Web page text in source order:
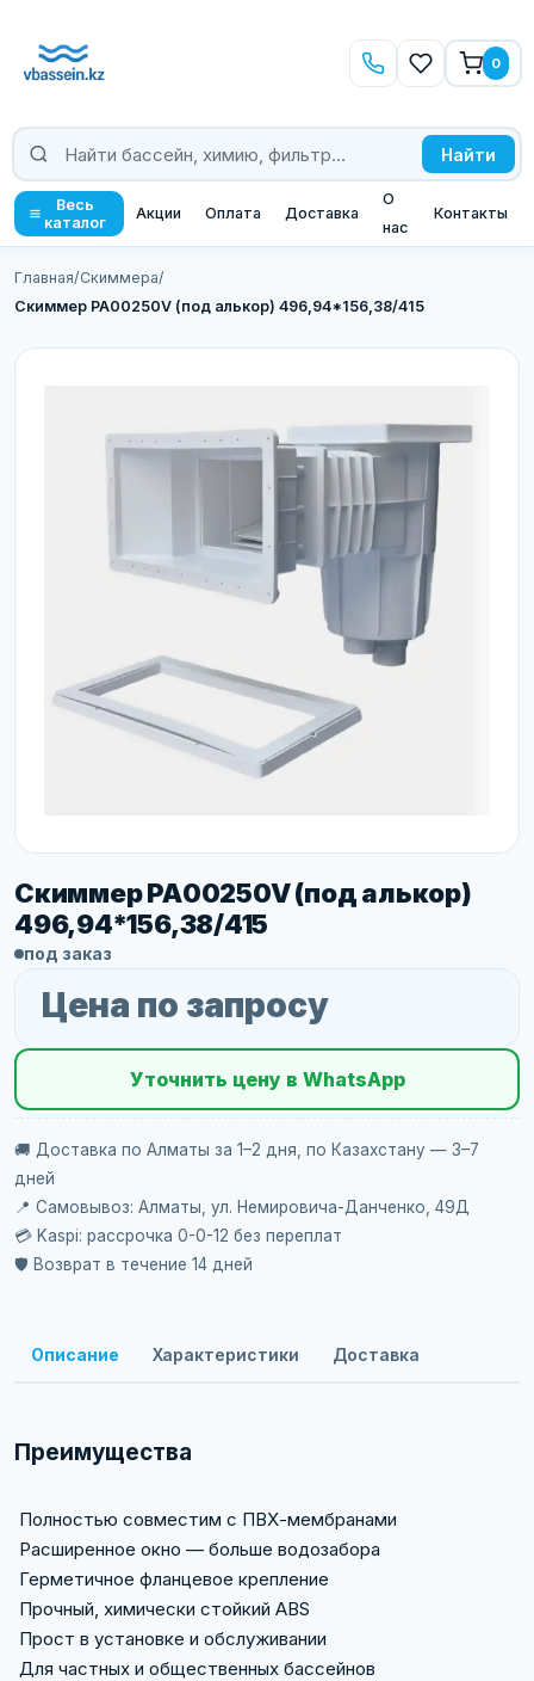
Найти
0
Весь
каталог
Акции Оплата Доставка
О
нас
Контакты
Главная/Скиммера/
Скиммер PA00250V (под алькор) 496,94*156,38/415
Скиммер PA00250V (под алькор)
496,94*156,38/415
под заказ
Цена по запросу
Уточнить цену в WhatsApp
🚚 Доставка по Алматы за 1–2 дня, по Казахстану — 3–7
дней
📍 Самовывоз: Алматы, ул. Немировича-Данченко, 49Д
💳 Kaspi: рассрочка 0-0-12 без переплат
🛡️ Возврат в течение 14 дней
Описание Характеристики Доставка
Преимущества
Полностью совместим с ПВХ-мембранами
Расширенное окно — больше водозабора
Герметичное фланцевое крепление
Прочный, химически стойкий ABS
Прост в установке и обслуживании
Для частных и общественных бассейнов